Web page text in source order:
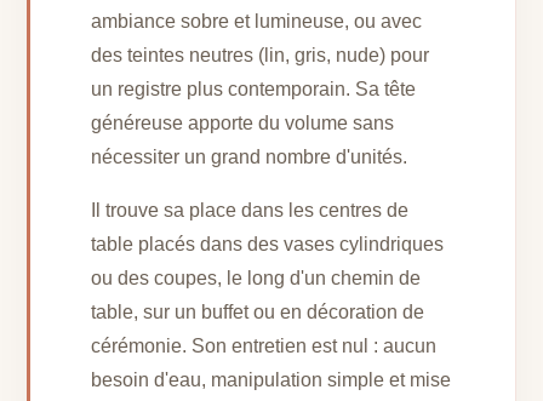
ambiance sobre et lumineuse, ou avec
des teintes neutres (lin, gris, nude) pour
un registre plus contemporain. Sa tête
généreuse apporte du volume sans
nécessiter un grand nombre d'unités.
Il trouve sa place dans les centres de
table placés dans des vases cylindriques
ou des coupes, le long d'un chemin de
table, sur un buffet ou en décoration de
cérémonie. Son entretien est nul : aucun
besoin d'eau, manipulation simple et mise